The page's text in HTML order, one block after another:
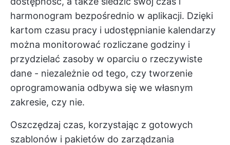
harmonogram bezpośrednio w aplikacji. Dzięki
kartom czasu pracy i udostępnianie kalendarzy
można monitorować rozliczane godziny i
przydzielać zasoby w oparciu o rzeczywiste
dane - niezależnie od tego, czy tworzenie
oprogramowania odbywa się we własnym
zakresie, czy nie.
Oszczędzaj czas, korzystając z gotowych
szablonów i pakietów do zarządzania